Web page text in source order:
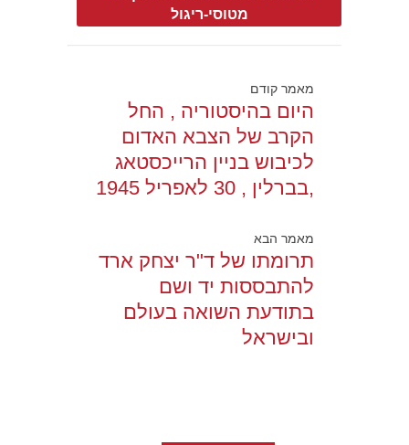
מטוסי-ריגול
מאמר קודם
היום בהיסטוריה , החל
הקרב של הצבא האדום
לכיבוש בניין הרייכסטאג
,בברלין , 30 לאפריל 1945
מאמר הבא
תרומתו של ד"ר יצחק ארד
להתבססות יד ושם
בתודעת השואה בעולם
ובישראל